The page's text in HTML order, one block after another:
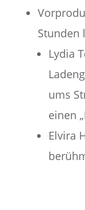
Stunden
Lydia
ums
einen
Elvira